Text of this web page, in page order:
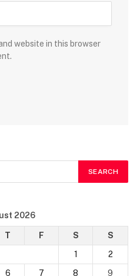
website in this browser
2026
T F S
S
1
2
6 7 8
9